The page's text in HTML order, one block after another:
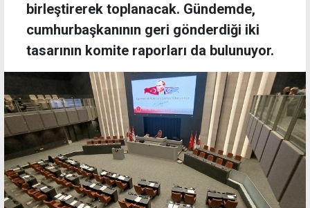
birleştirerek toplanacak. Gündemde,
cumhurbaşkanının geri gönderdiği iki
tasarının komite raporları da bulunuyor.